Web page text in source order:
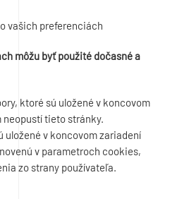
vašich preferenciách
môžu byť použité dočasné a
ktoré sú uložené v koncovom
tieto stránky.
uložené v koncovom zariadení
v parametroch cookies,
zo strany používateľa.